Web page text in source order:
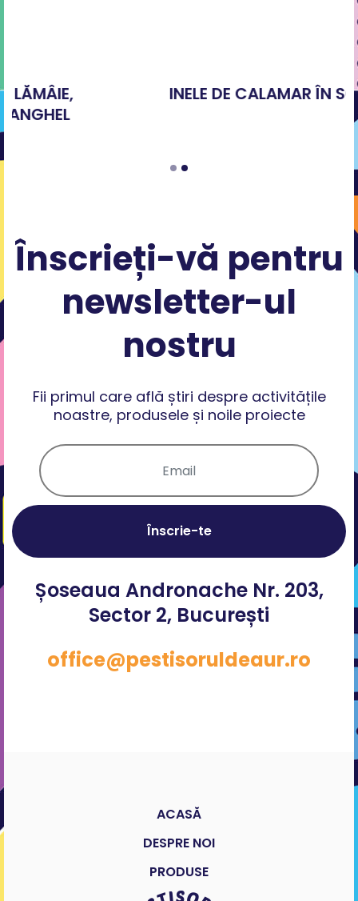
INELE DE CALAMAR ÎN SOS DE ROȘII
Înscrieți-vă pentru
newsletter-ul
nostru
Fii primul care află știri despre activitățile
noastre, produsele și noile proiecte
Înscrie-te
Șoseaua Andronache Nr. 203,
Sector 2, București
office@pestisoruldeaur.ro
ACASĂ
DESPRE NOI
PRODUSE